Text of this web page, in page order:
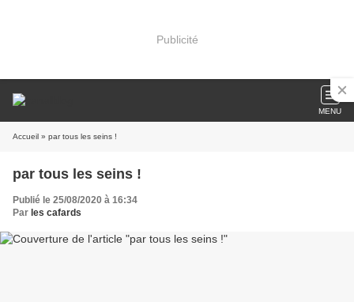
Publicité
MENU
Accueil » par tous les seins !
par tous les seins !
Publié le 25/08/2020 à 16:34
Par les cafards